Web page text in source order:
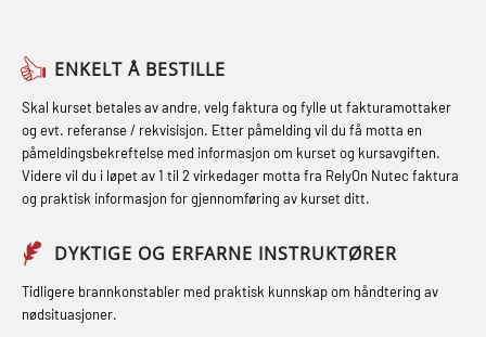
Fallsikring (FAR108)
Førstehjelp – repetisjon (OFA102)
Førstehjelp grunnkurs (OFABLE101)
GOC sertifikat grunnleggende
GOC sertifikat repetisjon (GMDSS)
(MRC102)
(MBSBLE021)
STCW kombi oppdatering offiserer
og med.behandling (MBS134)
STCW Kombi Oppdatering Offiserer
og Medisinsk Behandling med
Webinar (MBS1341)
STCW Oppdatering for offiserer 24 t
(MBS114)
inkl. brannslukning (FSC121)
Hjertestarter brukerkurs (OFA107)
Røykdykking industrivern –
repetisjon (LFI105)
Sikkerhetskurs for ansatte på
oppdrettsanlegg (LBS100)
Ulykkesgransking – Webinar (LSP103)
ENKELT Å BESTILLE
Skal kurset betales av andre, velg faktura og fylle ut fakturamottaker
og evt. referanse / rekvisisjon. Etter påmelding vil du få motta en
påmeldingsbekreftelse med informasjon om kurset og kursavgiften.
Videre vil du i løpet av 1 til 2 virkedager motta fra RelyOn Nutec faktura
og praktisk informasjon for gjennomføring av kurset ditt.
DYKTIGE OG ERFARNE INSTRUKTØRER
Tidligere brannkonstabler med praktisk kunnskap om håndtering av
nødsituasjoner.